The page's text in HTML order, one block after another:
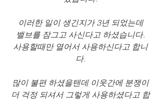
이러한 일이 생긴지가 3년 되었는데
밸브를 잠그고 사신다고 하셨습니다.
사용할때만 열어서 사용하신다고 합니
다.
많이 불편 하셨을텐데 이웃간에 분쟁이
더 걱정 되셔서 그렇게 사용하셨다고 합